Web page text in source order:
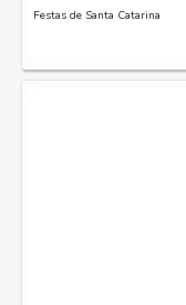
Festas de Santa Catarina